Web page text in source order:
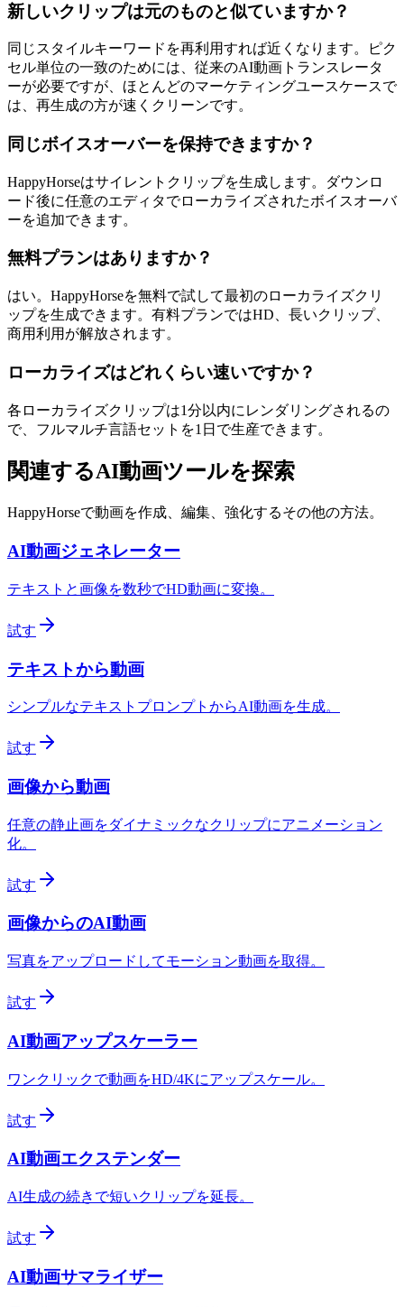
新しいクリップは元のものと似ていますか？
同じスタイルキーワードを再利用すれば近くなります。ピク
セル単位の一致のためには、従来のAI動画トランスレータ
ーが必要ですが、ほとんどのマーケティングユースケースで
は、再生成の方が速くクリーンです。
同じボイスオーバーを保持できますか？
HappyHorseはサイレントクリップを生成します。ダウンロ
ード後に任意のエディタでローカライズされたボイスオーバ
ーを追加できます。
無料プランはありますか？
はい。HappyHorseを無料で試して最初のローカライズクリ
ップを生成できます。有料プランではHD、長いクリップ、
商用利用が解放されます。
ローカライズはどれくらい速いですか？
各ローカライズクリップは1分以内にレンダリングされるの
で、フルマルチ言語セットを1日で生産できます。
関連するAI動画ツールを探索
HappyHorseで動画を作成、編集、強化するその他の方法。
AI動画ジェネレーター
テキストと画像を数秒でHD動画に変換。
試す
テキストから動画
シンプルなテキストプロンプトからAI動画を生成。
試す
画像から動画
任意の静止画をダイナミックなクリップにアニメーション
化。
試す
画像からのAI動画
写真をアップロードしてモーション動画を取得。
試す
AI動画アップスケーラー
ワンクリックで動画をHD/4Kにアップスケール。
試す
AI動画エクステンダー
AI生成の続きで短いクリップを延長。
試す
AI動画サマライザー